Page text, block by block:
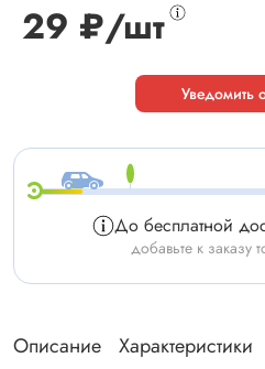
29 ₽/шт
Уведомить
До бесплатной
добавьте к заказу
Описание Характеристики